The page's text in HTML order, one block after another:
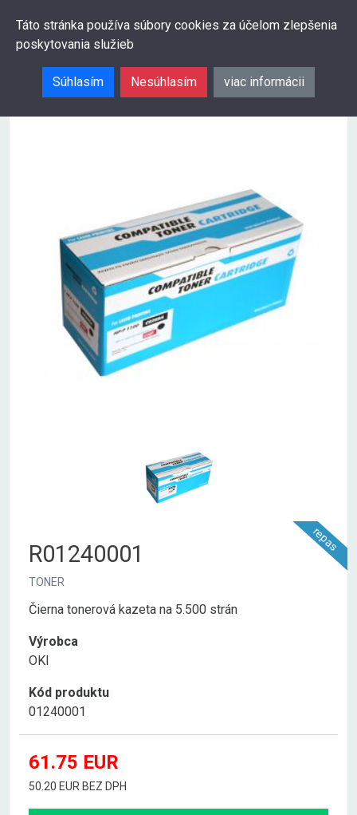
Táto stránka používa súbory cookies za účelom zlepšenia
poskytovania služieb
Súhlasím Nesúhlasím viac informácii
repas
R01240001
TONER
Čierna tonerová kazeta na 5.500 strán
Výrobca
OKI
Kód produktu
01240001
61.75 EUR
50.20 EUR BEZ DPH